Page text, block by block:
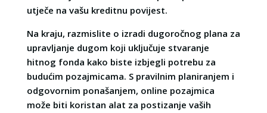
utječe na vašu kreditnu povijest.
Na kraju, razmislite o izradi dugoročnog plana za
upravljanje dugom koji uključuje stvaranje
hitnog fonda kako biste izbjegli potrebu za
budućim pozajmicama. S pravilnim planiranjem i
odgovornim ponašanjem, online pozajmica
može biti koristan alat za postizanje vaših